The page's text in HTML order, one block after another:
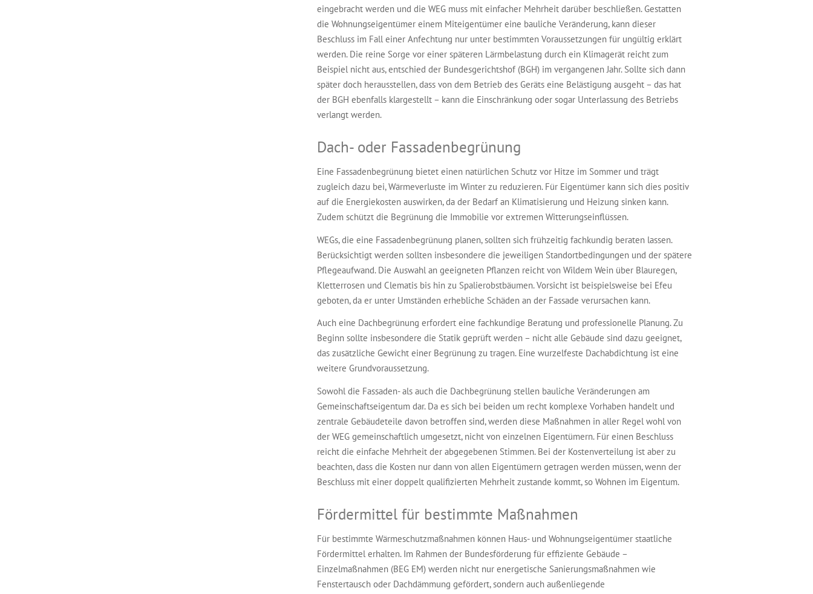
eingebracht werden und die WEG muss mit einfacher Mehrheit darüber beschließen. Gestatten
die Wohnungseigentümer einem Miteigentümer eine bauliche Veränderung, kann dieser
Beschluss im Fall einer Anfechtung nur unter bestimmten Voraussetzungen für ungültig erklärt
werden. Die reine Sorge vor einer späteren Lärmbelastung durch ein Klimagerät reicht zum
Beispiel nicht aus, entschied der Bundesgerichtshof (BGH) im vergangenen Jahr. Sollte sich dann
später doch herausstellen, dass von dem Betrieb des Geräts eine Belästigung ausgeht – das hat
der BGH ebenfalls klargestellt – kann die Einschränkung oder sogar Unterlassung des Betriebs
verlangt werden.
Dach- oder Fassadenbegrünung
Eine Fassadenbegrünung bietet einen natürlichen Schutz vor Hitze im Sommer und trägt
zugleich dazu bei, Wärmeverluste im Winter zu reduzieren. Für Eigentümer kann sich dies positiv
auf die Energiekosten auswirken, da der Bedarf an Klimatisierung und Heizung sinken kann.
Zudem schützt die Begrünung die Immobilie vor extremen Witterungseinflüssen.
WEGs, die eine Fassadenbegrünung planen, sollten sich frühzeitig fachkundig beraten lassen.
Berücksichtigt werden sollten insbesondere die jeweiligen Standortbedingungen und der spätere
Pflegeaufwand. Die Auswahl an geeigneten Pflanzen reicht von Wildem Wein über Blauregen,
Kletterrosen und Clematis bis hin zu Spalierobstbäumen. Vorsicht ist beispielsweise bei Efeu
geboten, da er unter Umständen erhebliche Schäden an der Fassade verursachen kann.
Auch eine Dachbegrünung erfordert eine fachkundige Beratung und professionelle Planung. Zu
Beginn sollte insbesondere die Statik geprüft werden – nicht alle Gebäude sind dazu geeignet,
das zusätzliche Gewicht einer Begrünung zu tragen. Eine wurzelfeste Dachabdichtung ist eine
weitere Grundvoraussetzung.
Sowohl die Fassaden- als auch die Dachbegrünung stellen bauliche Veränderungen am
Gemeinschaftseigentum dar. Da es sich bei beiden um recht komplexe Vorhaben handelt und
zentrale Gebäudeteile davon betroffen sind, werden diese Maßnahmen in aller Regel wohl von
der WEG gemeinschaftlich umgesetzt, nicht von einzelnen Eigentümern. Für einen Beschluss
reicht die einfache Mehrheit der abgegebenen Stimmen. Bei der Kostenverteilung ist aber zu
beachten, dass die Kosten nur dann von allen Eigentümern getragen werden müssen, wenn der
Beschluss mit einer doppelt qualifizierten Mehrheit zustande kommt, so Wohnen im Eigentum.
Fördermittel für bestimmte Maßnahmen
Für bestimmte Wärmeschutzmaßnahmen können Haus- und Wohnungseigentümer staatliche
Fördermittel erhalten. Im Rahmen der Bundesförderung für effiziente Gebäude –
Einzelmaßnahmen (BEG EM) werden nicht nur energetische Sanierungsmaßnahmen wie
Fenstertausch oder Dachdämmung gefördert, sondern auch außenliegende